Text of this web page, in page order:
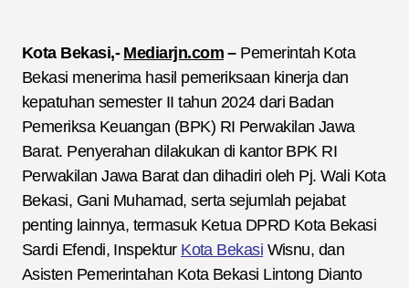
Kota Bekasi,- Mediarjn.com–Pemerintah Kota
Bekasi menerima hasil pemeriksaan kinerja dan
kepatuhan semester II tahun 2024 dari Badan
Pemeriksa Keuangan (BPK) RI Perwakilan Jawa
Barat. Penyerahan dilakukan di kantor BPK RI
Perwakilan Jawa Barat dan dihadiri oleh Pj. Wali Kota
Bekasi, Gani Muhamad, serta sejumlah pejabat
penting lainnya, termasuk Ketua DPRD Kota Bekasi
Sardi Efendi, Inspektur Kota Bekasi Wisnu, dan
Asisten Pemerintahan Kota Bekasi Lintong Dianto